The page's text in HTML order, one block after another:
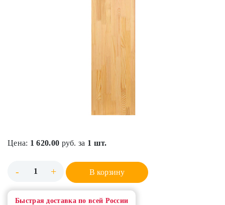
Цена: 1 620.00 руб. за 1 шт.
- + В корзину
Быстрая доставка по всей России